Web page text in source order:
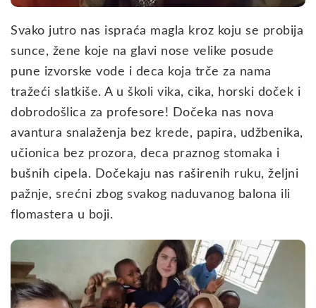
Svako jutro nas ispraća magla kroz koju se probija
sunce, žene koje na glavi nose velike posude
pune izvorske vode i deca koja trče za nama
tražeći slatkiše. A u školi vika, cika, horski doček i
dobrodošlica za profesore! Dočeka nas nova
avantura snalaženja bez krede, papira, udžbenika,
učionica bez prozora, deca praznog stomaka i
bušnih cipela. Dočekaju nas raširenih ruku, željni
pažnje, srećni zbog svakog naduvanog balona ili
flomastera u boji.